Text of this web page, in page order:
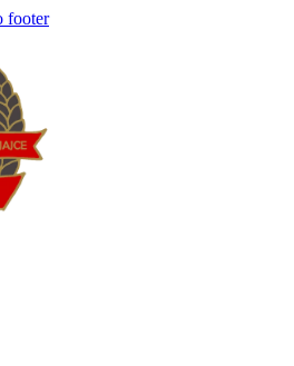
footer